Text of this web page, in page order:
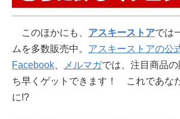
このほかにも、 アスキーストアでは
ムを多数販売中。 アスキーストアの公
Facebook
メルマガでは、注目商品
ち早くゲットできます！ これであな
に!?